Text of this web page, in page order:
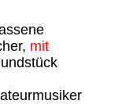
mit